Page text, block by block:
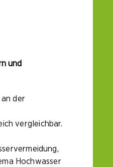
und
der
vergleichbar.
Hochwasser